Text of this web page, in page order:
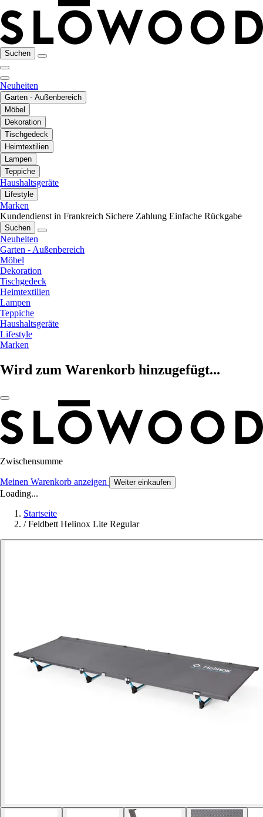
Suchen
Neuheiten
Garten - Außenbereich
Möbel
Dekoration
Tischgedeck
Heimtextilien
Lampen
Teppiche
Haushaltsgeräte
Lifestyle
Marken
Kundendienst in Frankreich Sichere Zahlung Einfache Rückgabe
Suchen
Neuheiten
Garten - Außenbereich
Möbel
Dekoration
Tischgedeck
Heimtextilien
Lampen
Teppiche
Haushaltsgeräte
Lifestyle
Marken
Wird zum Warenkorb hinzugefügt...
Zwischensumme
Meinen Warenkorb anzeigen Weiter einkaufen
Loading...
Startseite
/ Feldbett Helinox Lite Regular